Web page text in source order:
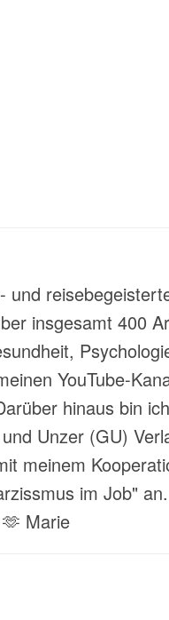
und
insgesamt 400
YouTube-
hinaus bin
Unzer (GU)
meinem
im Job"
Marie